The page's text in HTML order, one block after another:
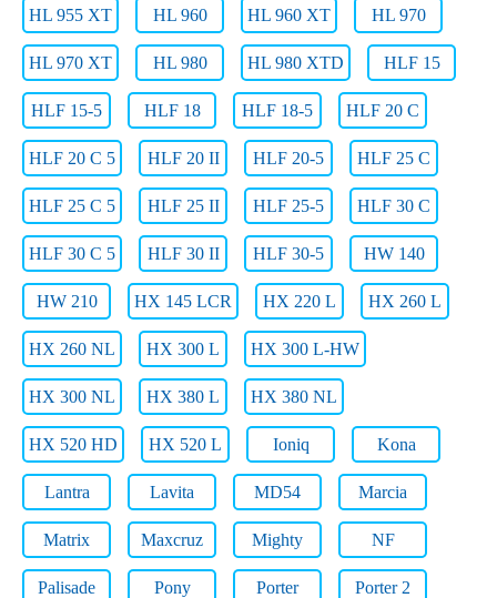
HL 955 XT HL 960 HL 960 XT HL 970
HL 970 XT HL 980 HL 980 XTD HLF 15
HLF 15-5 HLF 18 HLF 18-5 HLF 20 C
HLF 20 C 5 HLF 20 II HLF 20-5 HLF 25 C
HLF 25 C 5 HLF 25 II HLF 25-5 HLF 30 C
HLF 30 C 5 HLF 30 II HLF 30-5 HW 140
HW 210 HX 145 LCR HX 220 L HX 260 L
HX 260 NL HX 300 L HX 300 L-HW
HX 300 NL HX 380 L HX 380 NL
HX 520 HD HX 520 L Ioniq Kona
Lantra Lavita MD54 Marcia
Matrix Maxcruz Mighty NF
Palisade Pony Porter Porter 2